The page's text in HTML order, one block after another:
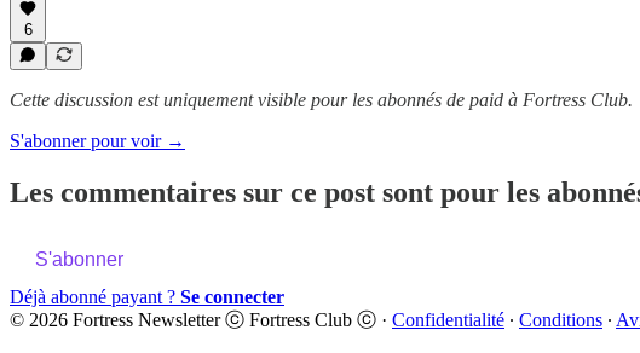
6
Cette discussion est uniquement visible pour les abonnés de paid à Fortress Club.
S'abonner pour voir →
Les commentaires sur ce post sont pour les
S'abonner
Déjà abonné payant ? Se connecter
© 2026 Fortress Newsletter ⓒ Fortress Club ⓒ · Confidentialité ∙ Conditions ∙